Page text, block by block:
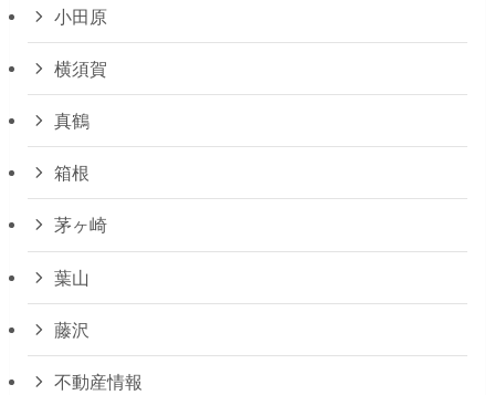
小田原
横須賀
真鶴
箱根
茅ヶ崎
葉山
藤沢
不動産情報